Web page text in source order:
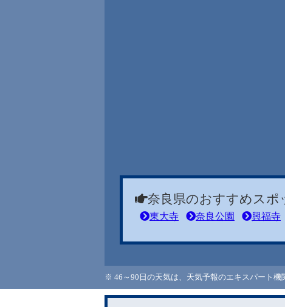
奈良県のおすすめスポ
東大寺 奈良公園 興福寺
※ 46～90日の天気は、天気予報のエキスパート機